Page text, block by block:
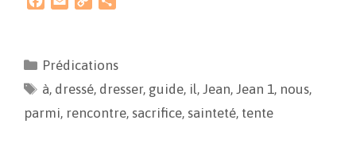
b
o
l
L
i
a
g
Prédications
à, dressé, dresser, guide, il,Jean,Jean 1, nous,
parmi, rencontre, sacrifice, sainteté, tente